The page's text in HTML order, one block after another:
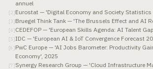
annuel
[2]Eurostat — 'Digital Economy and Society Statistics
[ 3]Bruegel Think Tank — 'The Brussels Effect and AI
[4 ]CEDEFOP — 'European Skills Agenda: AI Talent
[5]IDC — 'European AI & IoT Convergence Forecast
[6 ]PwC Europe — 'AI Jobs Barometer: Productivity
Economy', 2025
[7 ]Synergy Research Group — 'Cloud Infrastructure